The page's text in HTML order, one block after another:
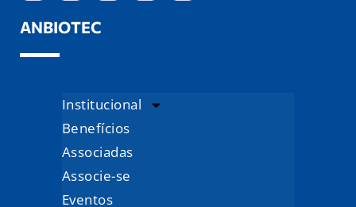
ANBIOTEC
Institucional
Benefícios
Associadas
Associe-se
Eventos